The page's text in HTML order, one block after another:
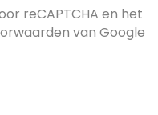
reCAPTCHA en het
van Google